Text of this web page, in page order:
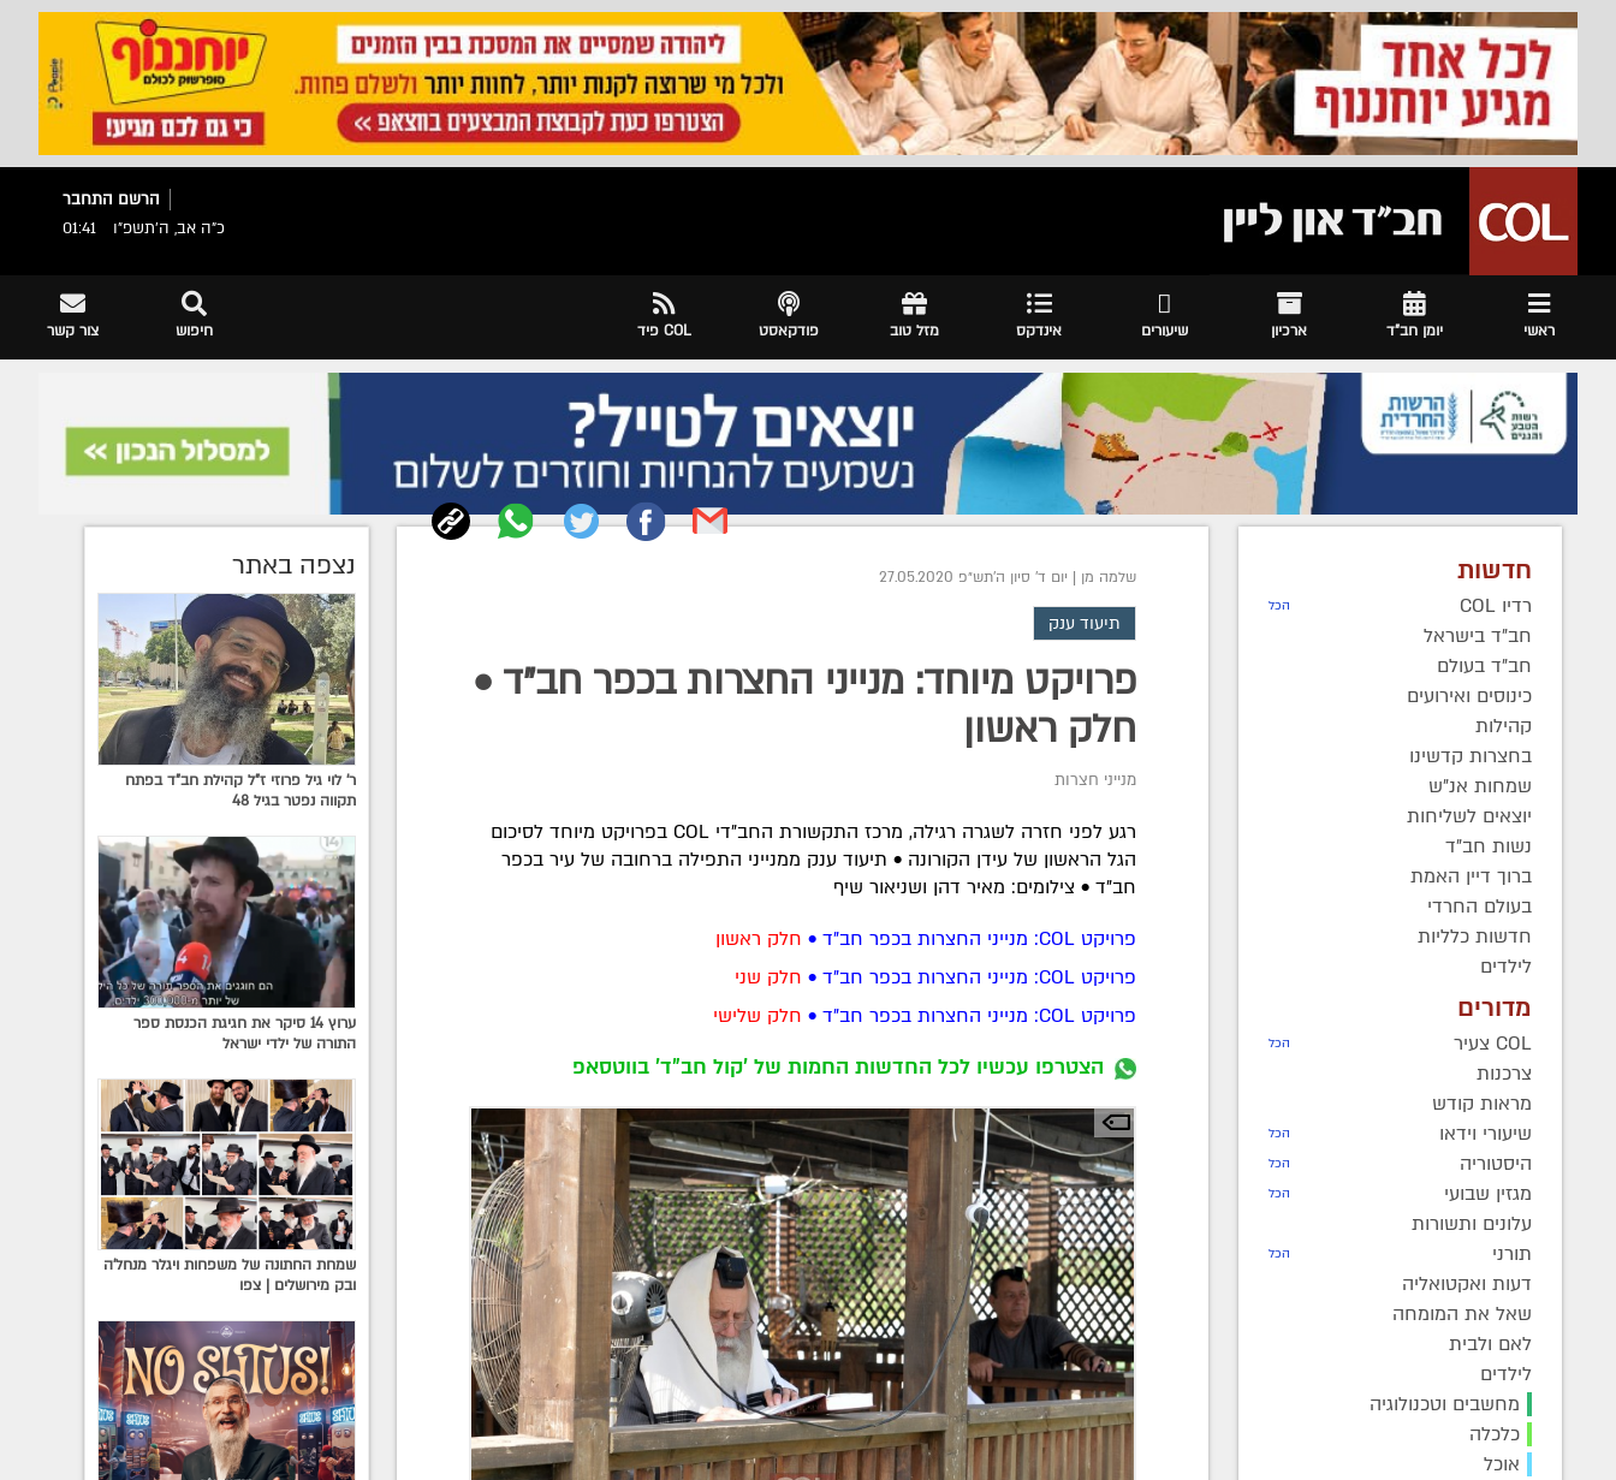
הרשם התחבר
כ"ה אב, ה׳תשפ״ו
01:41
ראשי יומן חב"ד ארכיון שיעורים אינדקס מזל טוב פודקאסט COL פיד צור קשר חיפוש
חדשות
רדיו COL הכל
חב"ד בישראל
חב"ד בעולם
כינוסים ואירועים
קהילות
בחצרות קדשינו
שמחות אנ"ש
יוצאים לשליחות
נשות חב"ד
ברוך דיין האמת
בעולם החרדי
חדשות כלליות
לילדים
מדורים
COL צעיר הכל
צרכנות
מראות קודש
שיעורי וידאו
הכל
היסטוריה הכל
מגזין שבועי הכל
עלונים ותשורות
תורני
הכל
דעות ואקטואליה
שאל את המומחה
לאם ולבית
לילדים
מחשבים וטכנולוגיה
כלכלה
אוכל
שלמה מן | יום ד' סיון ה׳תש״פ 27.05.2020
תיעוד ענק
פרויקט מיוחד: מנייני החצרות בכפר חב"ד •
חלק ראשון
מנייני חצרות
רגע לפני חזרה לשגרה רגילה, מרכז התקשורת החב"די COL בפרויקט מיוחד לסיכום
הגל הראשון של עידן הקורונה • תיעוד ענק ממנייני התפילה ברחובה של עיר בכפר
חב"ד • צילומים: מאיר דהן ושניאור שיף
פרויקט COL: מנייני החצרות בכפר חב"ד •
חלק ראשון
פרויקט COL: מנייני החצרות בכפר חב"ד •
חלק שני
פרויקט COL: מנייני החצרות בכפר חב"ד •
חלק שלישי
הצטרפו עכשיו לכל החדשות החמות של 'קול חב"ד' בווטסאפ
נצפה באתר
ר' לוי גיל פרוזי ז"ל קהילת חב"ד בפתח
תקווה נפטר בגיל 48
ערוץ 14 סיקר את חגיגת הכנסת ספר
התורה של ילדי ישראל
שמחת החתונה של משפחות ויגלר מנחל'ה
ובק מירושלים | צפו